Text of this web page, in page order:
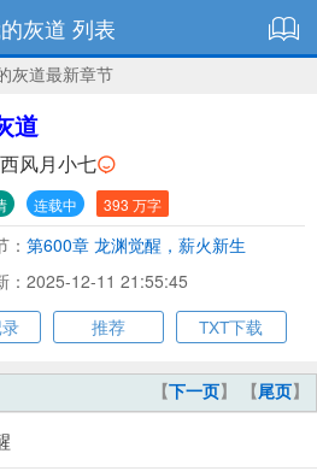
灰道 列表
灰道最新章节
道
西风月小七
连载中 393 万字
第600章 龙渊觉醒，薪火新生
：2025-12-11 21:55:45
推荐 TXT下载
【下一页】 【尾页】